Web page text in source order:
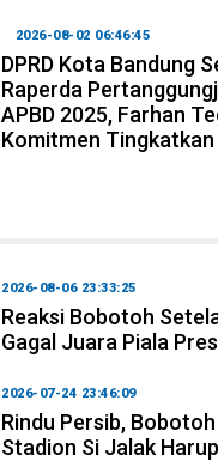
2026-08-02 06:46:45
DPRD Kota Bandung
Raperda
APBD 2025, Farhan
Komitmen Tingkatkan
2026-08-06 23:33:25
Reaksi Bobotoh
Gagal Juara Piala
2026-07-24 23:46:09
Rindu Persib,
Stadion Si Jalak